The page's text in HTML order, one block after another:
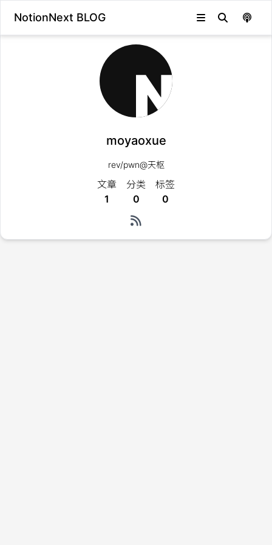
NotionNext BLOG
moyaoxue
rev/pwn@天枢
文章
1
分类
0
标签
0